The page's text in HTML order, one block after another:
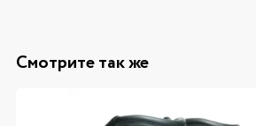
Смотрите так же